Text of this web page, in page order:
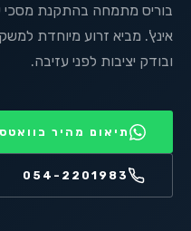
אינץ'. מביא זרוע מיוחדת
ובודק יציבות לפני עזיבה.
תיאום מהיר
054-2201983